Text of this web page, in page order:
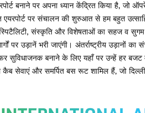
बनाने पर अपना ध्यान केंद्रित किया है, जो
पर संचालन की शुरुआत से हम बहुत
संस्कृति और विशेषताओं का सहज व सुगम
पर उड़ानें भरी जाएंगी। अंतर्राष्ट्रीय उड़ानों
सुविधाजनक बनाने के लिए यहाँ पर उन्हें हर
कैब सेवाएं और समर्पित बस रूट शामिल हैं, जो